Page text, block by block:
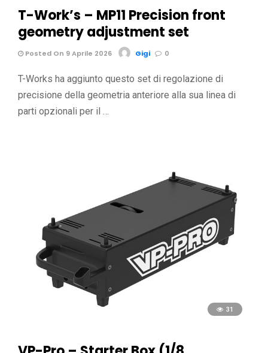
T-Work’s – MP11 Precision front
geometry adjustment set
Posted On 9 Aprile 2026 Gigi 0
T-Works ha aggiunto questo set di regolazione di
precisione della geometria anteriore alla sua linea di
parti opzionali per il …
31